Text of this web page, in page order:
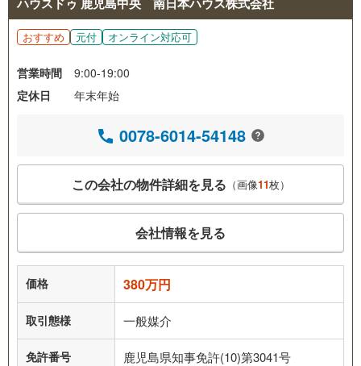
おすすめ 元付 オンライン対応可
営業時間
9:00-19:00
定休日
年末年始
0078-6014-54148
この会社の物件詳細を見る （画像11枚）
会社情報を見る
価格 380万円
取引態様 一般媒介
免許番号 鹿児島県知事免許(10)第3041号